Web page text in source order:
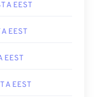
A EEST
A EEST
EEST
A EEST